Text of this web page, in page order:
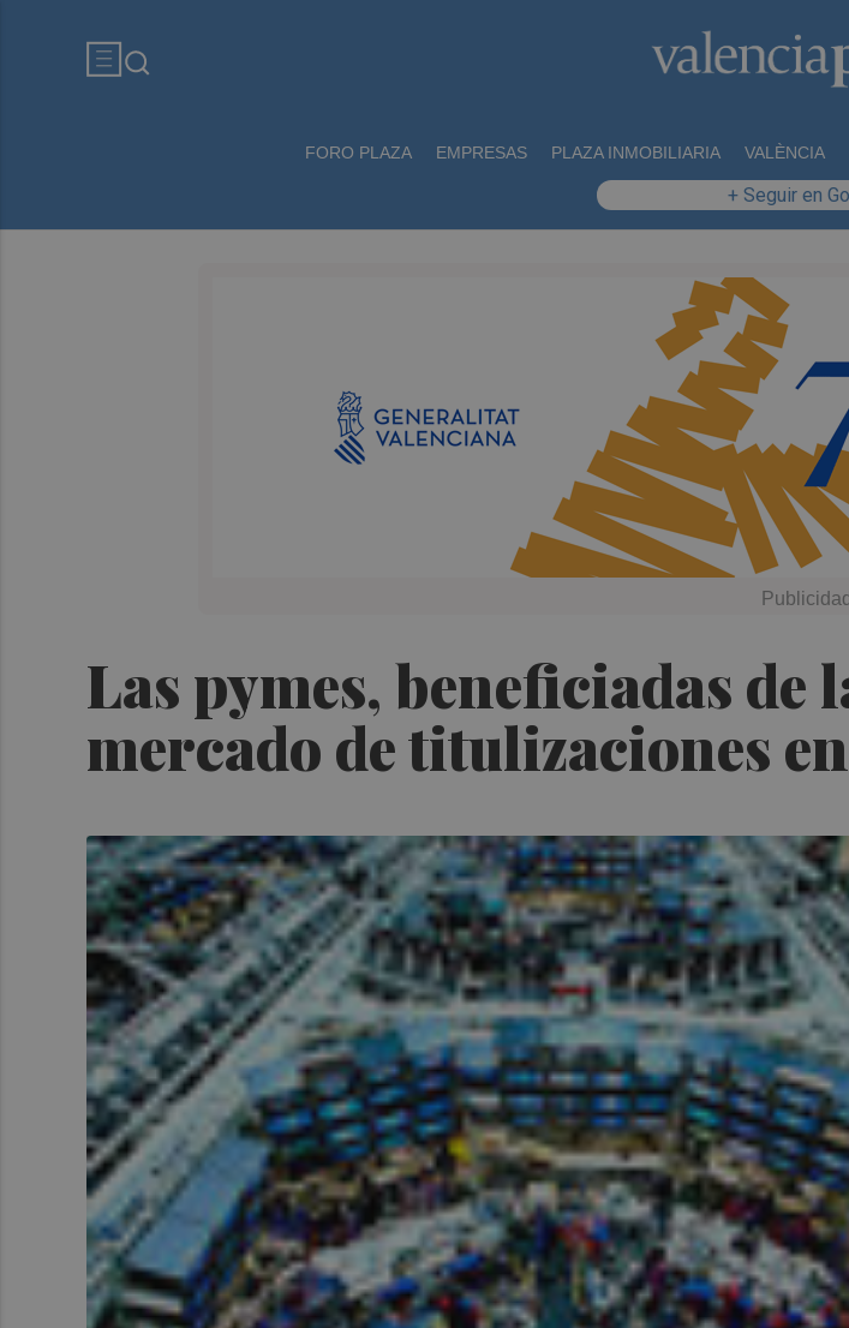
FORO PLAZA EMPRESAS PLAZA INMOBILIARIA VALÈNCIA
+ Seguir en
Las pymes, beneficiadas de
mercado de titulizaciones